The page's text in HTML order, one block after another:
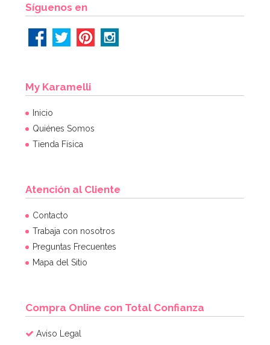
Síguenos en
My Karamelli
Inicio
Quiénes Somos
Tienda Física
Atención al Cliente
Contacto
Trabaja con nosotros
Preguntas Frecuentes
Mapa del Sitio
Compra Online con Total Confianza
Aviso Legal